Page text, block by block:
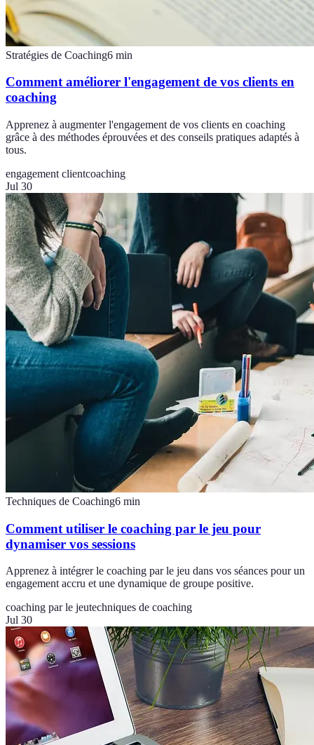
Stratégies de Coaching6 min
Comment améliorer l'engagement de vos clients en
coaching
Apprenez à augmenter l'engagement de vos clients en coaching
grâce à des méthodes éprouvées et des conseils pratiques adaptés à
tous.
engagement clientcoaching
Jul 30
Techniques de Coaching6 min
Comment utiliser le coaching par le jeu pour
dynamiser vos sessions
Apprenez à intégrer le coaching par le jeu dans vos séances pour un
engagement accru et une dynamique de groupe positive.
coaching par le jeutechniques de coaching
Jul 30